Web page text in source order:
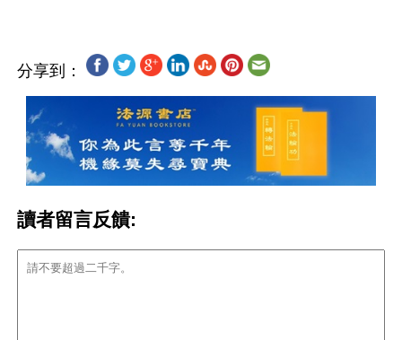
分享到：
讀者留言反饋: